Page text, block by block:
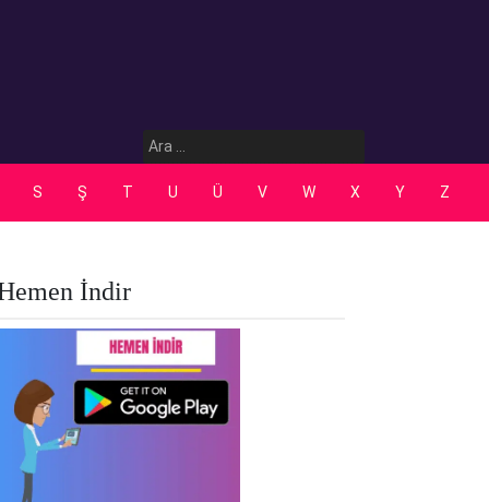
Arama:
S Ş T U Ü V W X Y Z
İndir